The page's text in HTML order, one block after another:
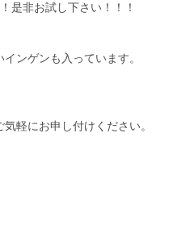
是非お試し下さい！！！
ンゲンも入っています。